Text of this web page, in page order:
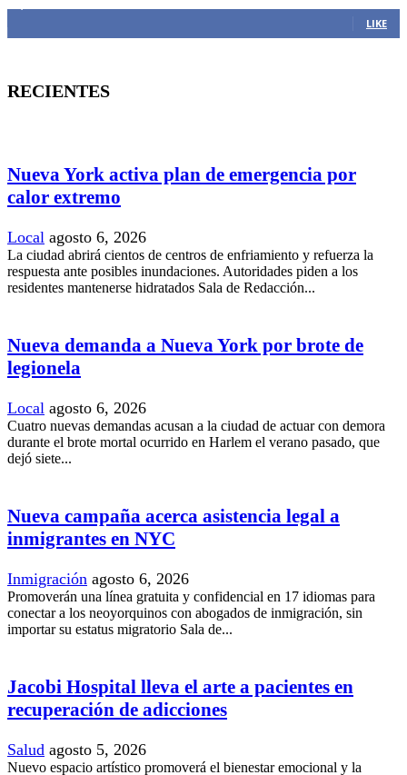
LIKE
RECIENTES
Nueva York activa plan de emergencia por
calor extremo
Local agosto 6, 2026
La ciudad abrirá cientos de centros de enfriamiento y refuerza la
respuesta ante posibles inundaciones. Autoridades piden a los
residentes mantenerse hidratados Sala de Redacción...
Nueva demanda a Nueva York por brote de
legionela
Local agosto 6, 2026
Cuatro nuevas demandas acusan a la ciudad de actuar con demora
durante el brote mortal ocurrido en Harlem el verano pasado, que
dejó siete...
Nueva campaña acerca asistencia legal a
inmigrantes en NYC
Inmigración agosto 6, 2026
Promoverán una línea gratuita y confidencial en 17 idiomas para
conectar a los neoyorquinos con abogados de inmigración, sin
importar su estatus migratorio Sala de...
Jacobi Hospital lleva el arte a pacientes en
recuperación de adicciones
Salud agosto 5, 2026
Nuevo espacio artístico promoverá el bienestar emocional y la